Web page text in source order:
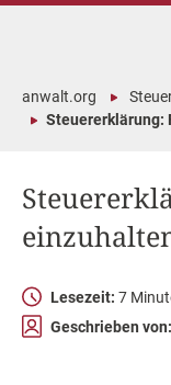
anwalt.org
Steuererklärung:
Lesezeit: 7
Geschrieben von: